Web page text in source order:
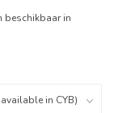
beschikbaar in